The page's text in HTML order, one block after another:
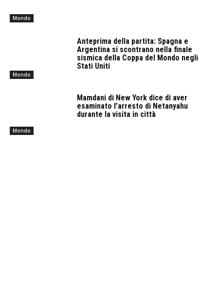
Mondo
Mondo
Anteprima della partita: Spagna e
Argentina si scontrano nella finale
sismica della Coppa del Mondo negli
Stati Uniti
Mondo
Mamdani di New York dice di aver
esaminato l’arresto di Netanyahu
durante la visita in città